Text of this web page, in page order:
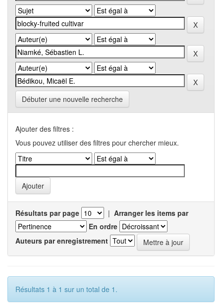
Débuter une nouvelle recherche
Ajouter des filtres :
Vous pouvez utiliser des filtres pour chercher mieux.
Résultats par page | Arranger les items par
En ordre
Auteurs par enregistrement
Résultats 1 à 1 sur un total de 1.